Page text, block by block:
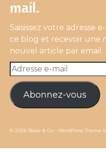
mail.
Saisissez votre adresse
ce blog et recevoir une
nouvel article par email.
Adresse
e-
mailAbonnez-vous
© 2026 Bible & Co - WordPress Theme